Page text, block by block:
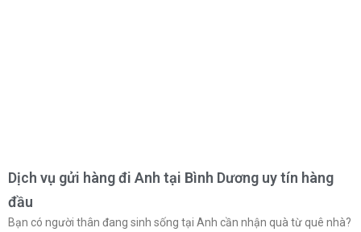
Dịch vụ gửi hàng đi Anh tại Bình Dương uy tín hàng
đầu
Bạn có người thân đang sinh sống tại Anh cần nhận quà từ quê nhà?